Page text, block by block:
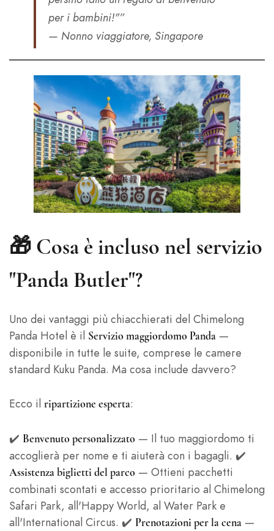
per i bambini!"”
— Nonno viaggiatore, Singapore
🎁 Cosa è incluso nel servizio
"Panda Butler"?
Uno dei vantaggi più chiacchierati del Chimelong
Panda Hotel è il Servizio maggiordomo Panda —
disponibile in tutte le suite, comprese le camere
standard Kuku Panda. Ma cosa include davvero?
Ecco il ripartizione esperta:
✔️ Benvenuto personalizzato — Il tuo maggiordomo ti
accoglierà per nome e ti aiuterà con i bagagli. ✔️
Assistenza biglietti del parco — Ottieni pacchetti
combinati scontati e accesso prioritario al Chimelong
Safari Park, all'Happy World, al Water Park e
all'International Circus. ✔️ Prenotazioni per la cena —